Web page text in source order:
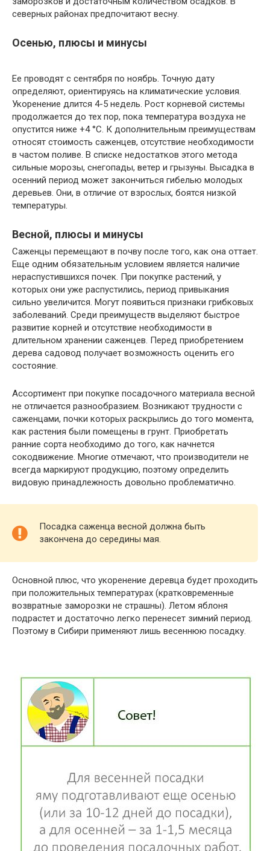
северных районах предпочитают весну.
Осенью, плюсы и минусы
Ее проводят с сентября по ноябрь. Точную дату
определяют, ориентируясь на климатические условия.
Укоренение длится 4-5 недель. Рост корневой системы
продолжается до тех пор, пока температура воздуха не
опустится ниже +4 °C. К дополнительным преимуществам
относят стоимость саженцев, отсутствие необходимости
в частом поливе. В списке недостатков этого метода
сильные морозы, снегопады, ветер и грызуны. Высадка в
осенний период может закончиться гибелью молодых
деревьев. Они, в отличие от взрослых, боятся низкой
температуры.
Весной, плюсы и минусы
Саженцы перемещают в почву после того, как она оттает.
Еще одним обязательным условием является наличие
нераспустившихся почек. При покупке растений, у
которых они уже распустились, период привыкания
сильно увеличится. Могут появиться признаки грибковых
заболеваний. Среди преимуществ выделяют быстрое
развитие корней и отсутствие необходимости в
длительном хранении саженцев. Перед приобретением
дерева садовод получает возможность оценить его
состояние.
Ассортимент при покупке посадочного материала весной
не отличается разнообразием. Возникают трудности с
саженцами, почки которых раскрылись до того момента,
как растения были помещены в грунт. Приобретать
ранние сорта необходимо до того, как начнется
сокодвижение. Многие отмечают, что производители не
всегда маркируют продукцию, поэтому определить
видовую принадлежность довольно проблематично.
Посадка саженца весной должна быть
закончена до середины мая.
Основной плюс, что укоренение деревца будет проходить
при положительных температурах (кратковременные
возвратные заморозки не страшны). Летом яблоня
подрастет и достаточно легко перенесет зимний период.
Поэтому в Сибири применяют лишь весеннюю посадку.